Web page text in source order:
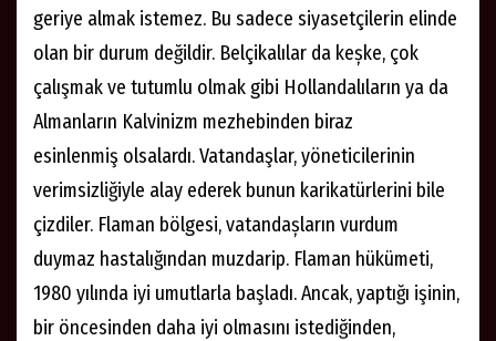
geriye almak istemez. Bu sadece siyasetçilerin elinde
olan bir durum değildir. Belçikalılar da keșke, çok
çalışmak ve tutumlu olmak gibi Hollandalıların ya da
Almanların Kalvinizm mezhebinden biraz
esinlenmiş olsalardı. Vatandaşlar, yöneticilerinin
verimsizliğiyle alay ederek bunun karikatürlerini bile
çizdiler. Flaman bölgesi, vatandașların vurdum
duymaz hastalığından muzdarip. Flaman hükümeti,
1980 yılında iyi umutlarla başladı. Ancak, yaptığı işinin,
bir öncesinden daha iyi olmasını istediğinden,